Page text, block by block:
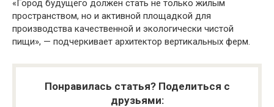
«Город будущего должен стать не только жилым
пространством, но и активной площадкой для
производства качественной и экологически чистой
пищи», — подчеркивает архитектор вертикальных ферм.
Понравилась статья? Поделиться с
друзьями: